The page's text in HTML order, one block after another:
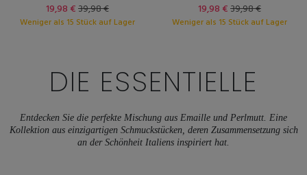
19,98 €39,98 €
Weniger als 15 Stück auf Lager
19,98 €39,98 €
Weniger als 15 Stück auf Lager
DIE ESSENTIELLE
Entdecken Sie die perfekte Mischung aus Emaille und Perlmutt. Eine
Kollektion aus einzigartigen Schmuckstücken, deren Zusammensetzung sich
an der Schönheit Italiens inspiriert hat.